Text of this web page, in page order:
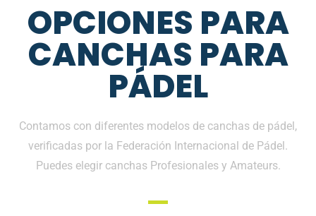
OPCIONES PARA
CANCHAS PARA
PÁDEL
Contamos con diferentes modelos de canchas de pádel,
verificadas por la Federación Internacional de Pádel.
Puedes elegir canchas Profesionales y Amateurs.